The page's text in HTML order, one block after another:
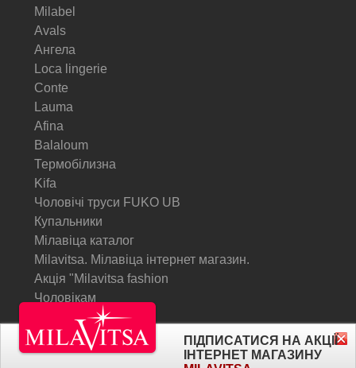
Milabel
Avals
Ангела
Loca lingerie
Conte
Lauma
Afina
Balaloum
Термобілизна
Kifa
Чоловічі труси FUKO UB
Купальники
Мілавіца каталог
Milavitsa. Мілавіца інтернет магазин.
Акція "Milavitsa fashion
Чоловікам
ПІДПИСАТИСЯ НА АКЦІЇ
ІНТЕРНЕТ МАГАЗИНУ
© Milavitsa.